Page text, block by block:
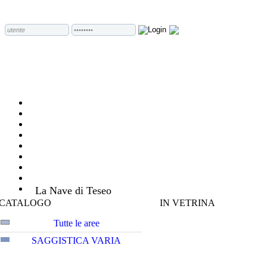
La Nave di Teseo
Tutte le aree
SAGGISTICA VARIA
IN VETRINA